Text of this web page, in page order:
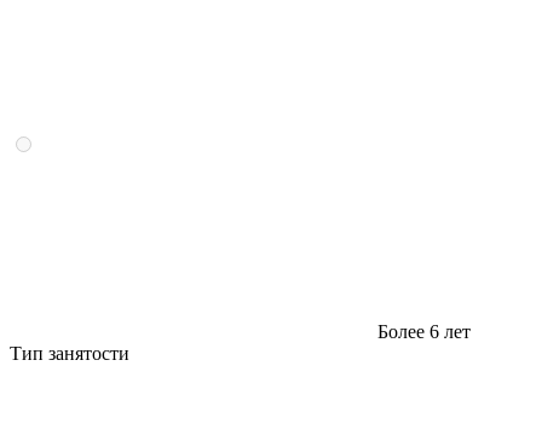
Более 6 лет
Тип занятости